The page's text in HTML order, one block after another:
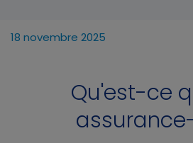
18 novembre 2025
Qu'est-ce